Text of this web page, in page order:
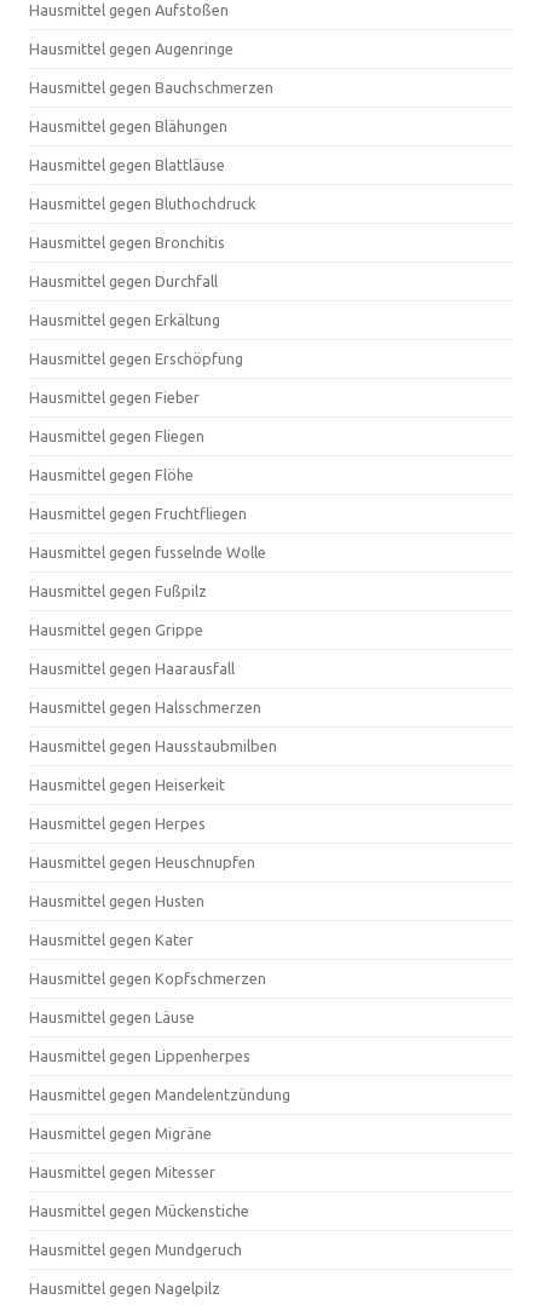
Hausmittel gegen Aufstoßen
Hausmittel gegen Augenringe
Hausmittel gegen Bauchschmerzen
Hausmittel gegen Blähungen
Hausmittel gegen Blattläuse
Hausmittel gegen Bluthochdruck
Hausmittel gegen Bronchitis
Hausmittel gegen Durchfall
Hausmittel gegen Erkältung
Hausmittel gegen Erschöpfung
Hausmittel gegen Fieber
Hausmittel gegen Fliegen
Hausmittel gegen Flöhe
Hausmittel gegen Fruchtfliegen
Hausmittel gegen fusselnde Wolle
Hausmittel gegen Fußpilz
Hausmittel gegen Grippe
Hausmittel gegen Haarausfall
Hausmittel gegen Halsschmerzen
Hausmittel gegen Hausstaubmilben
Hausmittel gegen Heiserkeit
Hausmittel gegen Herpes
Hausmittel gegen Heuschnupfen
Hausmittel gegen Husten
Hausmittel gegen Kater
Hausmittel gegen Kopfschmerzen
Hausmittel gegen Läuse
Hausmittel gegen Lippenherpes
Hausmittel gegen Mandelentzündung
Hausmittel gegen Migräne
Hausmittel gegen Mitesser
Hausmittel gegen Mückenstiche
Hausmittel gegen Mundgeruch
Hausmittel gegen Nagelpilz